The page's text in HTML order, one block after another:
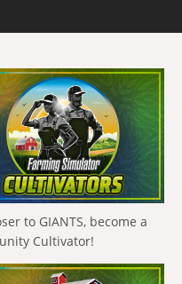
to GIANTS, become a
Cultivator!